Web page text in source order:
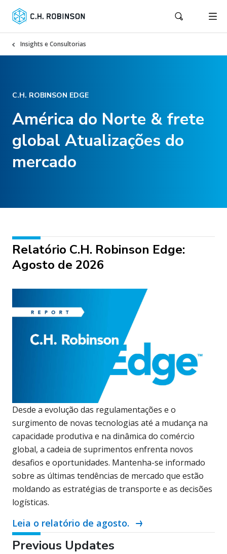
Insights e Consultorias
C.H. ROBINSON EDGE
América do Norte & frete
global Atualizações do
mercado
Previous Updates
Relatório C.H. Robinson Edge:
Agosto de 2026
Desde a evolução das regulamentações e o
surgimento de novas tecnologias até a mudança na
capacidade produtiva e na dinâmica do comércio
global, a cadeia de suprimentos enfrenta novos
desafios e oportunidades. Mantenha-se informado
sobre as últimas tendências de mercado que estão
moldando as estratégias de transporte e as decisões
logísticas.
Leia o relatório de agosto.